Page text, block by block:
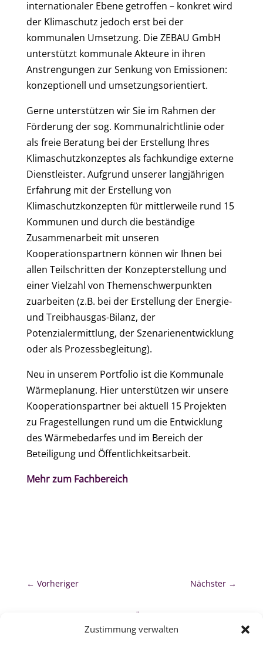
Zustimmung verwalten
internationaler Ebene getroffen – konkret wird
der Klimaschutz jedoch erst bei der
kommunalen Umsetzung. Die ZEBAU GmbH
unterstützt kommunale Akteure in ihren
Anstrengungen zur Senkung von Emissionen:
konzeptionell und umsetzungsorientiert.
Gerne unterstützen wir Sie im Rahmen der
Förderung der sog. Kommunalrichtlinie oder
als freie Beratung bei der Erstellung Ihres
Klimaschutzkonzeptes als fachkundige externe
Dienstleister. Aufgrund unserer langjährigen
Erfahrung mit der Erstellung von
Klimaschutzkonzepten für mittlerweile rund 15
Kommunen und durch die beständige
Zusammenarbeit mit unseren
Kooperationspartnern können wir Ihnen bei
allen Teilschritten der Konzepterstellung und
einer Vielzahl von Themenschwerpunkten
zuarbeiten (z.B. bei der Erstellung der Energie-
und Treibhausgas-Bilanz, der
Potenzialermittlung, der Szenarienentwicklung
oder als Prozessbegleitung).
Neu in unserem Portfolio ist die Kommunale
Wärmeplanung. Hier unterstützen wir unsere
Kooperationspartner bei aktuell 15 Projekten
zu Fragestellungen rund um die Entwicklung
des Wärmebedarfes und im Bereich der
Beteiligung und Öffentlichkeitsarbeit.
Mehr zum Fachbereich
← Vorheriger Nächster →
zurück zur Übersicht